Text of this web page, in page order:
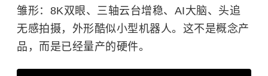
雏形：8K双眼、三轴云台增稳、AI大脑、头追
无感拍摄，外形酷似小型机器人。这不是概念产
品，而是已经量产的硬件。